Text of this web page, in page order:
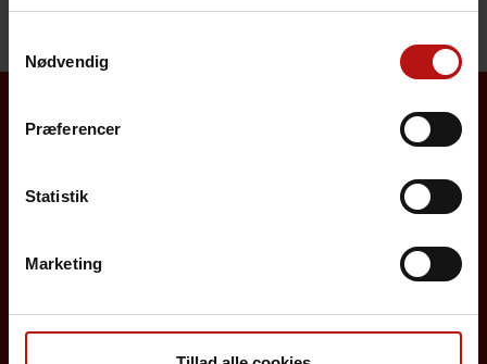
Nødvendig
Præferencer
Statistik
Marketing
Borgere
Det danske børnevaccinationsprogram
Rejsevaccination